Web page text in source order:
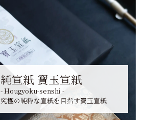
純宣紙 寶玉宣紙
- Hougyoku-senshi -
究極の純粋な宣紙を目指す寶玉宣紙